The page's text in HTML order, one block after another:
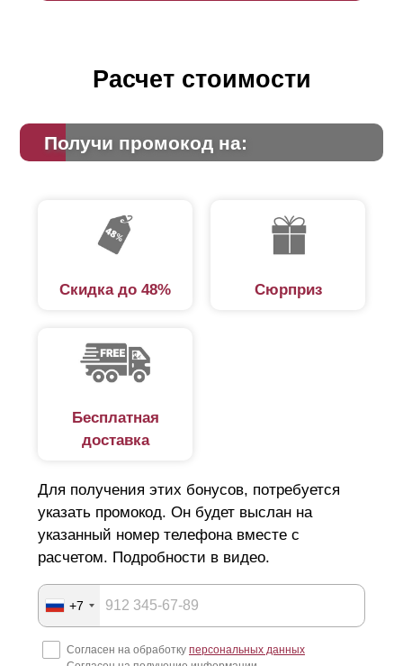
Расчет стоимости
Получи промокод на:
Скидка до 48% Сюрприз
Бесплатная
доставка
Для получения этих бонусов, потребуется
указать промокод. Он будет выслан на
указанный номер телефона вместе с
расчетом. Подробности в видео.
+7
Согласен на обработку персональных данных